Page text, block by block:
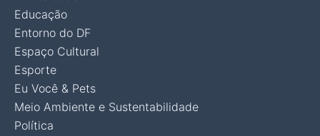
Educação
Entorno do DF
Espaço Cultural
Esporte
Eu Você & Pets
Meio Ambiente e Sustentabilidade
Política